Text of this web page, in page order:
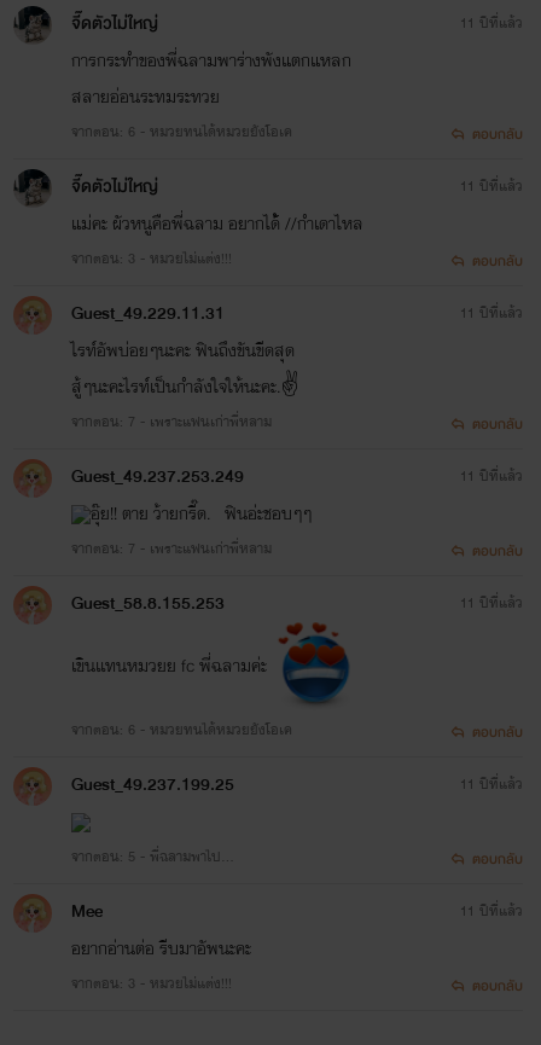
จี๊ดตัวไม่ใหญ่
การกระทำของพี่ฉลามพาร่างพังแตกแหลก
สลายอ่อนระทมระทวย
จากตอน: 6 - หมวยทนได้หมวยยังโอเค
11 ปีที่แล้ว
ตอบกลับ
จี๊ดตัวไม่ใหญ่
แม่คะ ผัวหนูคือพี่ฉลาม อยากได้้้ //กำเดาไหล
จากตอน: 3 - หมวยไม่แต่ง!!!
11 ปีที่แล้ว
ตอบกลับ
Guest_49.229.11.31
ไรท์อัพบ่อยๆนะคะ ฟินถึงขันขีดสุด
สู้ๆนะคะไรท์เป็นกำลังใจให้นะคะ.✌️
จากตอน: 7 - เพราะแฟนเก่าพี่หลาม
11 ปีที่แล้ว
ตอบกลับ
Guest_49.237.253.249
อุ๊ย!! ตาย ว้ายกรี๊ด. ฟินอ่ะชอบๆๆ
จากตอน: 7 - เพราะแฟนเก่าพี่หลาม
11 ปีที่แล้ว
ตอบกลับ
Guest_58.8.155.253
เขินเเทนหมวยย fc พี่ฉลามค่ะ
จากตอน: 6 - หมวยทนได้หมวยยังโอเค
11 ปีที่แล้ว
ตอบกลับ
Guest_49.237.199.25
จากตอน: 5 - พี่ฉลามพาไป...
11 ปีที่แล้ว
ตอบกลับ
Mee
อยากอ่านต่อ รีบมาอัพนะคะ
จากตอน: 3 - หมวยไม่แต่ง!!!
11 ปีที่แล้ว
ตอบกลับ